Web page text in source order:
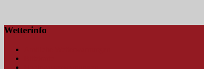
Wetterinfo